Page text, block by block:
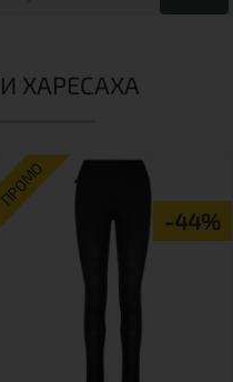
ХАРЕСАХА
-44%